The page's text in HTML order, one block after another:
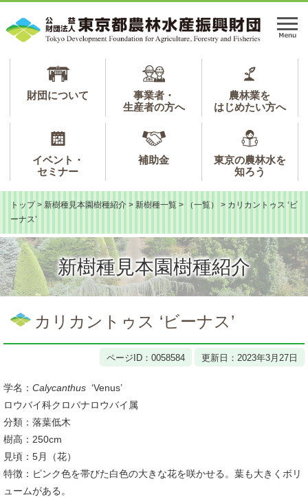
ジ
ュ
メ
財団について
事業者・
生産者の方へ
農林業を
はじめたい方へ
イベント・
セミナー
補助金
東京の農林水を
知ろう
トップ > 新樹種見本園樹種紹介 > 新樹種一覧 > （一覧） > カリカントゥス ‘ビ
ーナス’
新樹種見本園樹種紹介
文
カリカントゥス ‘ビーナス’
ページID：0058584 更新日：2023年3月27日
学名： Calycanthus ‘Venus’
ロウバイ科クロバナロウバイ属
分類：落葉低木
樹高：250cm
見頃：5月（花）
特徴：ピンク色を帯びた白色の大きな花を咲かせる。葉も大きくボリ
ュームがある。